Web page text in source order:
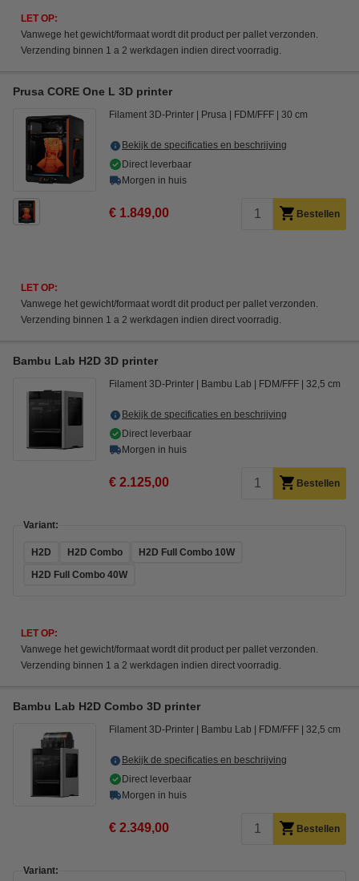
LET OP:
Vanwege het gewicht/formaat wordt dit product per pallet verzonden.
Verzending binnen 1 a 2 werkdagen indien direct voorradig.
Prusa CORE One L 3D printer
Filament 3D-Printer Prusa FDM/FFF 30 cm
Bekijk de specificaties en beschrijving
Direct leverbaar
Morgen in huis
€ 1.849,00 Bestellen
LET OP:
Vanwege het gewicht/formaat wordt dit product per pallet verzonden.
Verzending binnen 1 a 2 werkdagen indien direct voorradig.
Bambu Lab H2D 3D printer
Filament 3D-Printer Bambu Lab FDM/FFF 32,5 cm
Bekijk de specificaties en beschrijving
Direct leverbaar
Morgen in huis
€ 2.125,00 Bestellen
Variant:
H2D H2D Combo
H2D Full Combo 10W
H2D Full Combo 40W
LET OP:
Vanwege het gewicht/formaat wordt dit product per pallet verzonden.
Verzending binnen 1 a 2 werkdagen indien direct voorradig.
Bambu Lab H2D Combo 3D printer
Filament 3D-Printer Bambu Lab FDM/FFF 32,5 cm
Bekijk de specificaties en beschrijving
Direct leverbaar
Morgen in huis
€ 2.349,00 Bestellen
Variant: